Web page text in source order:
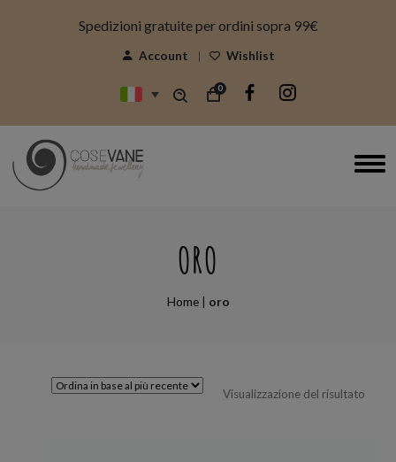
Spedizioni gratuite per ordini sopra 99€
Account Wishlist
0
ORO
Home| oro
Visualizzazione del risultato